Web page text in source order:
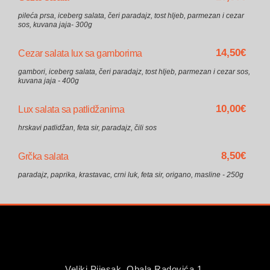
pileća prsa, iceberg salata, čeri paradajz, tost hljeb, parmezan i cezar
sos, kuvana jaja- 300g
Cezar salata lux sa gamborima 14,50€
gambori, iceberg salata, čeri paradajz, tost hljeb, parmezan i cezar sos,
kuvana jaja - 400g
Lux salata sa patlidžanima 10,00€
hrskavi patlidžan, feta sir, paradajz, čili sos
Grčka salata 8,50€
paradajz, paprika, krastavac, crni luk, feta sir, origano, masline - 250g